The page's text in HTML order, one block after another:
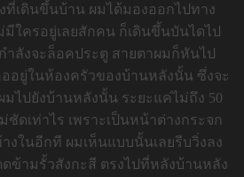
ที่เดินขึ้นบ้าน ผมได้มองออกไปทาง
ใครอยู่เลยสักคน ก็เดินขึ้นบันไดไป
ลังจะล็อคประตู สายตาผมก็หันไป
ออยู่ในห้องครัวของบ้านหลังนั้น ซึ่งจะ
ไปยังบ้านหลังนั้น ระยะแค่ไม่ถึง 50
ดเท่าไร เพราะเป็นหน้าต่างกระจก
งในอีกที ผมเห็นแบบนั้นเลยรีบวิ่งลง
ข้ามรั้วสังกะสี ตรงไปที่หลังบ้านหลัง